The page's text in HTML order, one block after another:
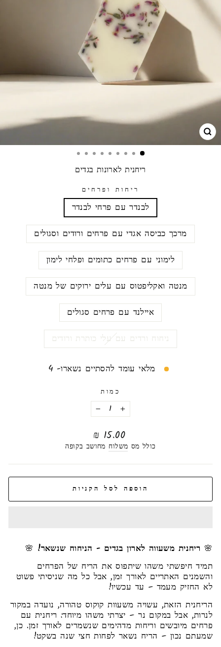
ריחנית לארונות בגדים
ריחות ופרחים
לבנדר עם פרחי לבנדר
מרכך כביסה אגדי עם פרחים ורודים וסגולים
לימוני עם פרחים כתומים ופלחי לימון
מנטה ואקליפטוס עם עלים ירוקים של מנטה
איילנד עם פרחים סגולים
ניחוח ורדים עם עלי כותרת ורודים
מלאי עומד להסתיים נשארו- 4
כמות
−
+
מחיר
רגיל
15.00 ₪
כולל מס משלוח מחושב בקופה
הוספה לסל הקניות
🌸 ריחנית משעווה לארון בגדים - הניחוח שנשאר! 🌸
תמיד חיפשתי משהו שיתפוס את הריח של הפרחים
והשמנים האתריים לאורך זמן, אבל כל מה שניסיתי פשוט
לא החזיק מעמד – עד עכשיו!
הריחנית הזאת, עשויה משעוות קוקוס טהורה, נועדה במקור
לנרות, אבל במקום נר – יצרתי משהו מיוחד: ריחנית עם
פרחים מיובשים וריחות מדהימים שנשמרים לאורך זמן. כן,
שמעתם נכון – הריח נשאר לפחות חצי שנה בשקט!